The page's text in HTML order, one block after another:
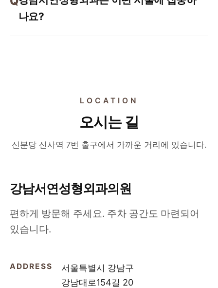
나요?
LOCATION
오시는 길
신분당 신사역 7번 출구에서 가까운 거리에 있습니다.
강남서연성형외과의원
편하게 방문해 주세요. 주차 공간도 마련되어
있습니다.
ADDRESS
서울특별시 강남구
강남대로154길 20